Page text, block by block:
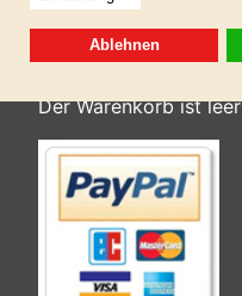
Warenkorb
Der Warenkorb ist leer